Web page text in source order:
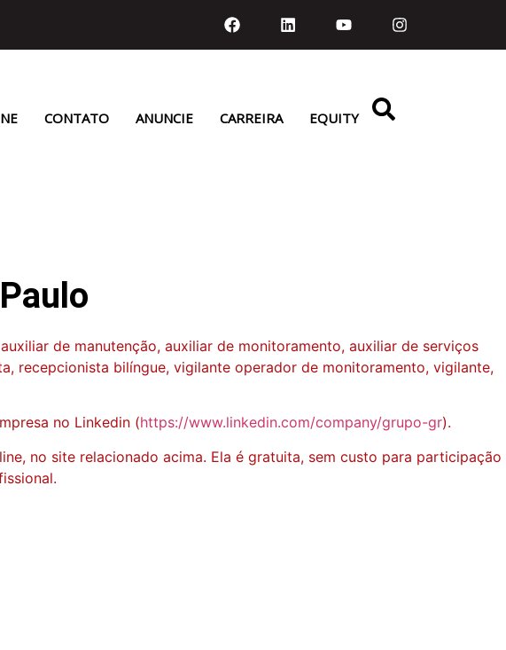
CONTATO ANUNCIE CARREIRA EQUITY
de manutenção, auxiliar de monitoramento, auxiliar de serviços
recepcionista bilíngue, vigilante operador de monitoramento, vigilante,
no Linkedin (https://www.linkedin.com/company/grupo-gr).
no site relacionado acima. Ela é gratuita, sem custo para participação